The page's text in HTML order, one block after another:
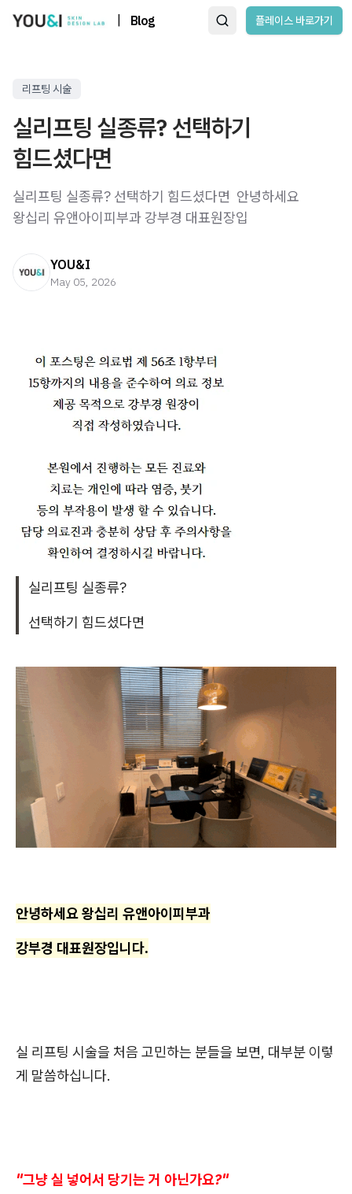
Blog 플레이스 바로가기
리프팅 시술
실리프팅 실종류? 선택하기
힘드셨다면
실리프팅 실종류? 선택하기 힘드셨다면 ​ 안녕하세요
왕십리 유앤아이피부과 강부경 대표원장입
YOU&I
May 05, 2026
실리프팅 실종류?
선택하기 힘드셨다면
안녕하세요 왕십리 유앤아이피부과
강부경 대표원장입니다.
실 리프팅 시술을 처음 고민하는 분들을 보면, 대부분 이렇
게 말씀하십니다.
"그냥 실 넣어서 당기는 거 아닌가요?"